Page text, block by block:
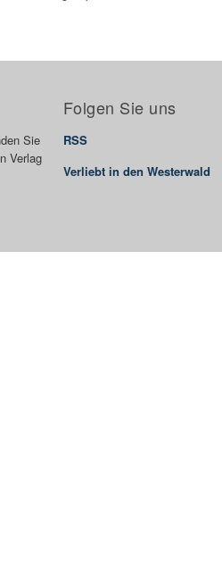
Sie
Verlag
Folgen Sie uns
RSS
Verliebt in den Westerwald